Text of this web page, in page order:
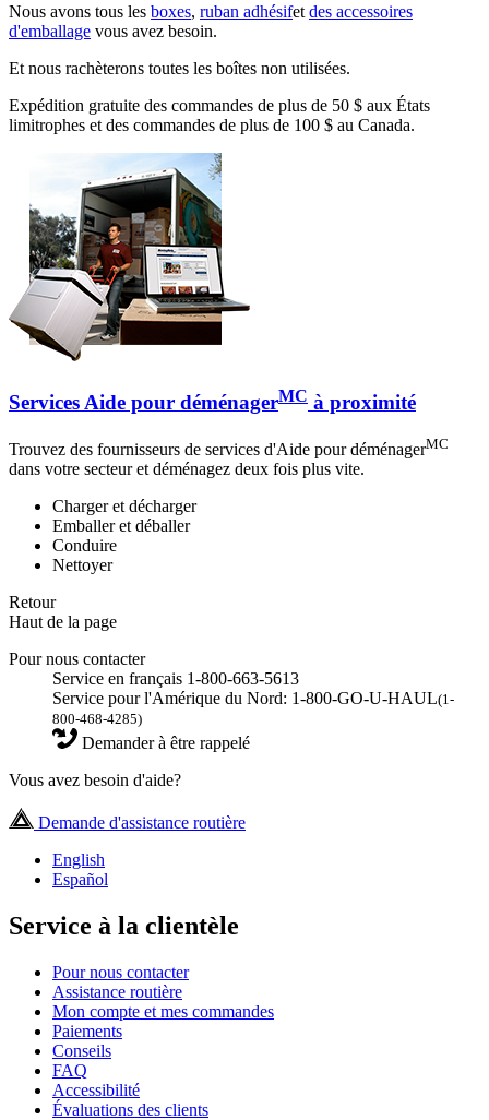
Nous avons tous les boxes, ruban adhésifet des accessoires
d'emballage vous avez besoin.
Et nous rachèterons toutes les boîtes non utilisées.
Expédition gratuite des commandes de plus de 50 $ aux États
limitrophes et des commandes de plus de 100 $ au Canada.
Services Aide pour déménagerMC à proximité
Trouvez des fournisseurs de services d'Aide pour déménagerMC
dans votre secteur et déménagez deux fois plus vite.
Charger et décharger
Emballer et déballer
Conduire
Nettoyer
Retour
Haut de la page
Pour nous contacter
Service en français 1-800-663-5613
Service pour l'Amérique du Nord: 1-800-GO-U-HAUL(1-
800-468-4285)
Demander à être rappelé
Vous avez besoin d'aide?
Demande d'assistance routière
English
Español
Service à la clientèle
Pour nous contacter
Assistance routière
Mon compte et mes commandes
Paiements
Conseils
FAQ
Accessibilité
Évaluations des clients